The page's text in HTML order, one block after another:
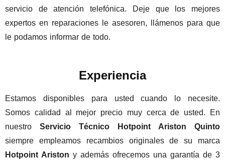
servicio de atención telefónica. Deje que los mejores
expertos en reparaciones le asesoren, llámenos para que
le podamos informar de todo.
Experiencia
Estamos disponibles para usted cuando lo necesite.
Somos calidad al mejor precio muy cerca de usted. En
nuestro Servicio Técnico Hotpoint Ariston Quinto
siempre empleamos recambios originales de su marca
Hotpoint Ariston y además ofrecemos una garantía de 3